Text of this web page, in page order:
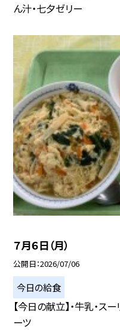
ん汁・七夕ゼリー
７月６日（月）
公開日 2026/07/06
今日の給食
【今日の献立】・牛乳・ス
ーツ